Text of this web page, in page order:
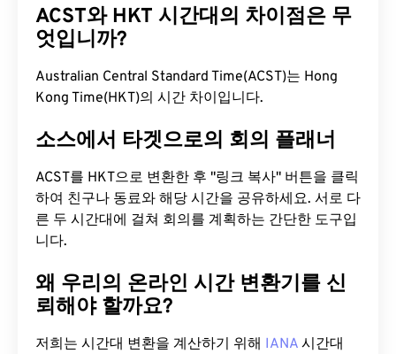
ACST와 HKT 시간대의 차이점은 무
엇입니까?
Australian Central Standard Time(ACST)는 Hong
Kong Time(HKT)의 시간 차이입니다.
소스에서 타겟으로의 회의 플래너
ACST를 HKT으로 변환한 후 "링크 복사" 버튼을 클릭
하여 친구나 동료와 해당 시간을 공유하세요. 서로 다
른 두 시간대에 걸쳐 회의를 계획하는 간단한 도구입
니다.
왜 우리의 온라인 시간 변환기를 신
뢰해야 할까요?
저희는 시간대 변환을 계산하기 위해 IANA 시간대